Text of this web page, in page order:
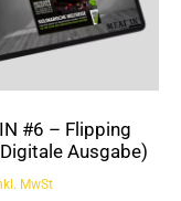
#6 – Flipping
Ausgabe)
MwSt